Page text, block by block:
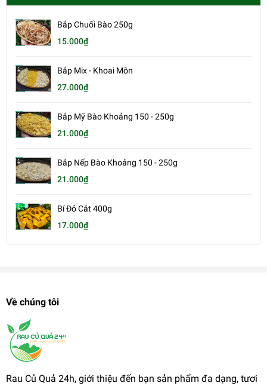
Bắp Chuối Bào 250g
15.000₫
Bắp Mix - Khoai Môn
27.000₫
Bắp Mỹ Bào Khoảng 150 - 250g
21.000₫
Bắp Nếp Bào Khoảng 150 - 250g
21.000₫
Bí Đỏ Cắt 400g
17.000₫
Về chúng tôi
Rau Củ Quả 24h, giới thiệu đến bạn sản phẩm đa dạng, tươi